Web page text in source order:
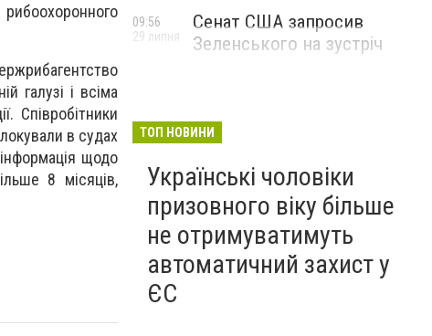
галузі і всіма
Співробітники
в судах
щодо
8 місяців,
Сенат США запросив
Зеленського на зустріч
09:56
29 липня
ТОП НОВИНИ
Українські чоловіки
призовного віку більше
не отримуватимуть
автоматичний захист у
ЄС